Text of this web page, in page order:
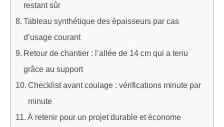
restant sûr
Tableau synthétique des épaisseurs par cas
d’usage courant
Retour de chantier : l’allée de 14 cm qui a tenu
grâce au support
Checklist avant coulage : vérifications minute par
minute
À retenir pour un projet durable et économe